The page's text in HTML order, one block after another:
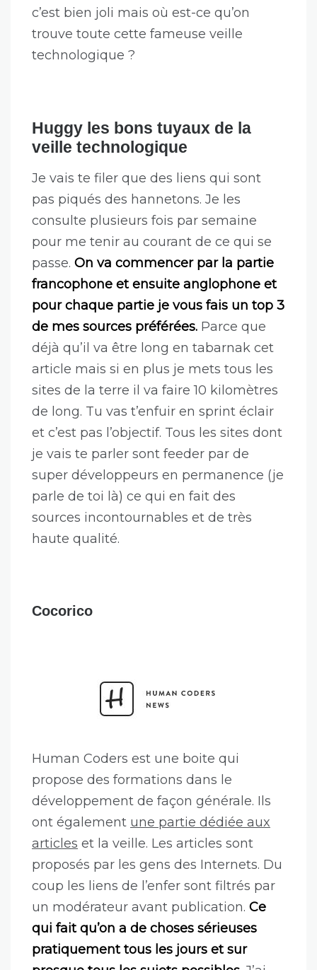
c’est bien joli mais où est-ce qu’on
trouve toute cette fameuse veille
technologique ?
Huggy les bons tuyaux de la
veille technologique
Je vais te filer que des liens qui sont
pas piqués des hannetons. Je les
consulte plusieurs fois par semaine
pour me tenir au courant de ce qui se
passe. On va commencer par la partie
francophone et ensuite anglophone et
pour chaque partie je vous fais un top 3
de mes sources préférées. Parce que
déjà qu’il va être long en tabarnak cet
article mais si en plus je mets tous les
sites de la terre il va faire 10 kilomètres
de long. Tu vas t’enfuir en sprint éclair
et c’est pas l’objectif. Tous les sites dont
je vais te parler sont feeder par de
super développeurs en permanence (je
parle de toi là) ce qui en fait des
sources incontournables et de très
haute qualité.
Cocorico
Human Coders est une boite qui
propose des formations dans le
développement de façon générale. Ils
ont également une partie dédiée aux
articles et la veille. Les articles sont
proposés par les gens des Internets. Du
coup les liens de l’enfer sont filtrés par
un modérateur avant publication. Ce
qui fait qu’on a de choses sérieuses
pratiquement tous les jours et sur